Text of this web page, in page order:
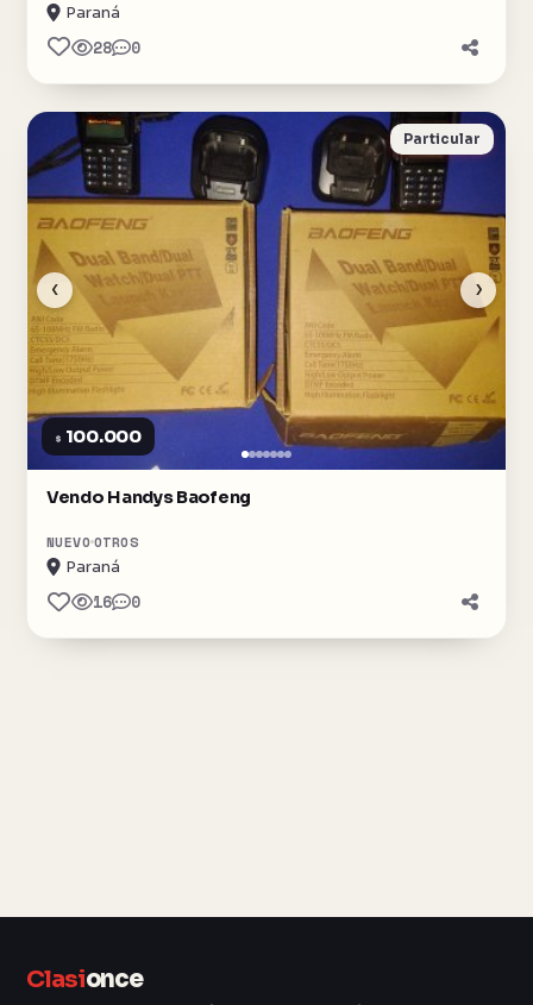
Paraná
28 0
‹ ›
Particular
$ 100.000
Vendo Handys Baofeng
NUEVO OTROS
Paraná
16 0
Clasionce